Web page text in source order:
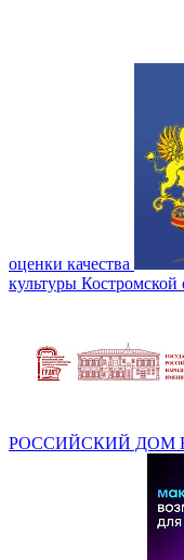
оценки качества
культуры Костромской
РОССИЙСКИЙ ДОМ